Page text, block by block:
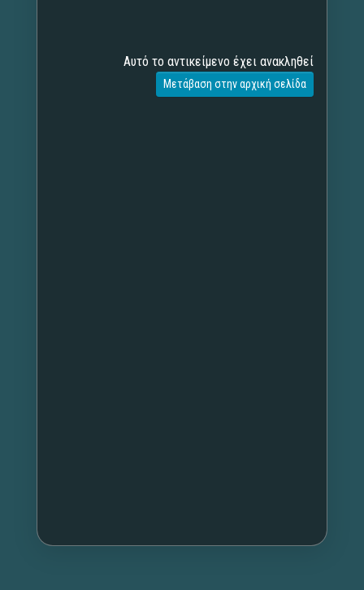
Αυτό το αντικείμενο έχει ανακληθεί
Μετάβαση στην αρχική σελίδα